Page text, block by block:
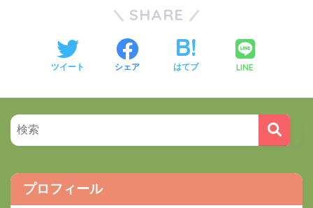
SHARE
ツイート シェア はてブ LINE
プロフィール